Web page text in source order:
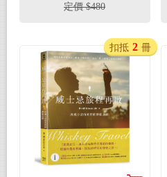
定價 $480
扣抵 2 冊